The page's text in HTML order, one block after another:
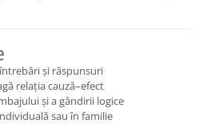
și răspunsuri
relația cauză–efect
și a gândirii logice
sau în familie